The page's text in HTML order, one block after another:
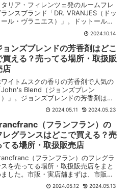
タリア・フィレンツェ発のルームフレ
ランスブランド「DR. VRANJES（ドッ
ール・ヴラニエス）」。ドットール・
ラニエスを売ってる場所・取扱販売店
まとめました。市販・実店舗まずは、
販・実店舗でドットール・ヴラニエス
売ってる場所...
2024.10.14
ョンズブレンドの芳香剤はどこ
買える？売ってる場所・取扱販
店
ワイトムスクの香りの芳香剤で人気の
John's Blend（ジョンズブレン
）」。ジョンズブレンドの芳香剤はど
で買えるのでしょうか？売ってる場
・取扱販売店をまとめました。市販・
店舗まずは、市販・実店舗で売ってる
所を紹介します。ド...
2024.05.11 2024.05.23
（フランフラン）の
レグランスはどこで買える？売
てる場所・取扱販売店
（フランフラン）のフレグラ
スを売ってる場所・取扱販売店をまと
した。市販・実店舗まずは、市販・
店舗でフランフランのフレグランスを
ってる場所・取扱販売店を紹介しま
2024.05.12 2024.05.13